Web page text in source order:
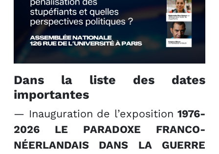
Dans la liste des dates
importantes
— Inauguration de l’exposition 1976-
2026 LE PARADOXE FRANCO-
NÉERLANDAIS DANS LA GUERRE